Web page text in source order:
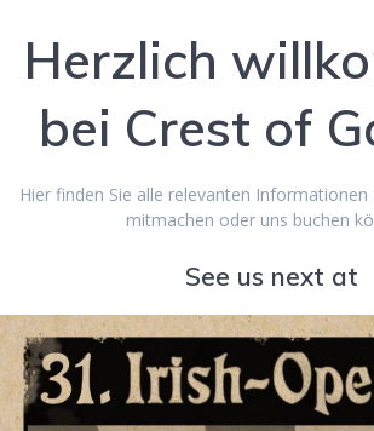
Herzlich
bei Crest of
Hier finden Sie alle relevanten Informationen
mitmachen oder uns buchen
See us next at